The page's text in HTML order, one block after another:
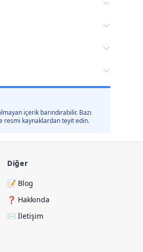
içerik barındırabilir. Bazı
resmi kaynaklardan teyit edin.
Diğer
📝 Blog
❓ Hakkında
✉️ İletişim